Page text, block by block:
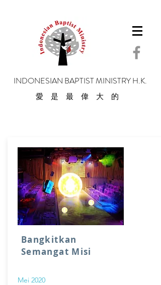
INDONESIAN BAPTIST MINISTRY H.K.
愛是最偉大的
Bangkitkan
Semangat Misi
Mei 2020